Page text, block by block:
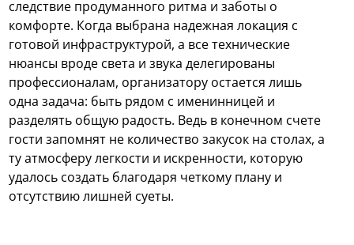
следствие продуманного ритма и заботы о
комфорте. Когда выбрана надежная локация с
готовой инфраструктурой, а все технические
нюансы вроде света и звука делегированы
профессионалам, организатору остается лишь
одна задача: быть рядом с именинницей и
разделять общую радость. Ведь в конечном счете
гости запомнят не количество закусок на столах, а
ту атмосферу легкости и искренности, которую
удалось создать благодаря четкому плану и
отсутствию лишней суеты.